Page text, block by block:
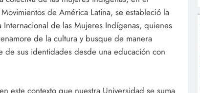
de América Latina, se estableció la
de las Mujeres Indígenas, quienes
de la cultura y busque de manera
sus identidades desde una educación con
este contexto que nuestra Universidad se suma